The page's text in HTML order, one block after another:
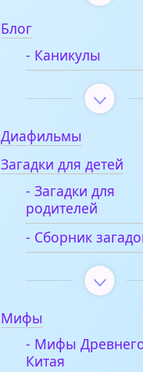
Блог
- Каникулы
Диафильмы
Загадки для детей
- Загадки для
родителей
- Сборник
Мифы
- Мифы
Китая